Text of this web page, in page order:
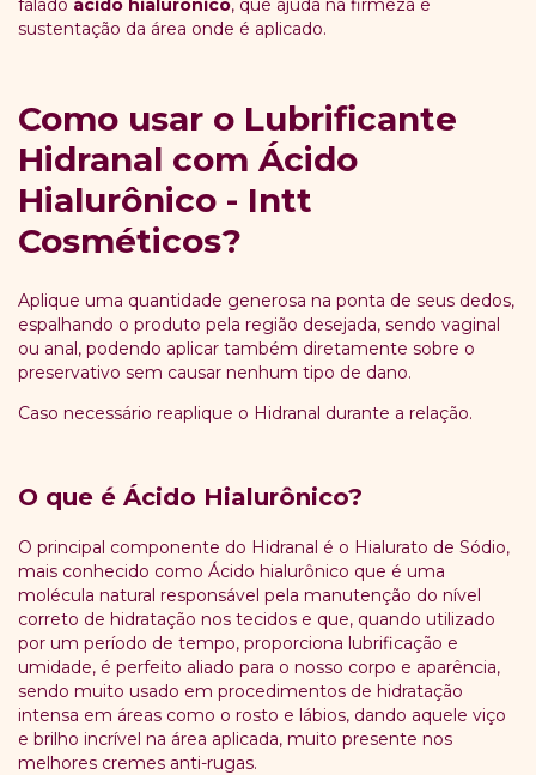
falado ácido hialurônico, que ajuda na firmeza e
sustentação da área onde é aplicado.
Como usar o Lubrificante
Hidranal com Ácido
Hialurônico - Intt
Cosméticos?
Aplique uma quantidade generosa na ponta de seus dedos,
espalhando o produto pela região desejada, sendo vaginal
ou anal, podendo aplicar também diretamente sobre o
preservativo sem causar nenhum tipo de dano.
Caso necessário reaplique o Hidranal durante a relação.
O que é Ácido Hialurônico?
O principal componente do Hidranal é o Hialurato de Sódio,
mais conhecido como Ácido hialurônico que é uma
molécula natural responsável pela manutenção do nível
correto de hidratação nos tecidos e que, quando utilizado
por um período de tempo, proporciona lubrificação e
umidade, é perfeito aliado para o nosso corpo e aparência,
sendo muito usado em procedimentos de hidratação
intensa em áreas como o rosto e lábios, dando aquele viço
e brilho incrível na área aplicada, muito presente nos
melhores cremes anti-rugas.